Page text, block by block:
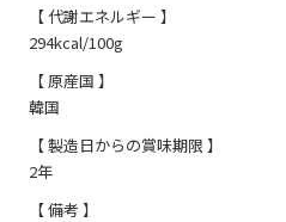
【 代謝エネルギー 】
294kcal/100g
【 原産国 】
韓国
【 製造日からの賞味期限 】
2年
【 備考 】